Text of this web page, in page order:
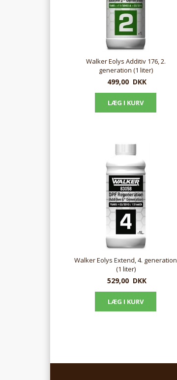
Walker Eolys Additiv 176, 2.
generation (1 liter)
499,00DKK
Walker Eolys Extend, 4. generation
(1 liter)
529,00DKK